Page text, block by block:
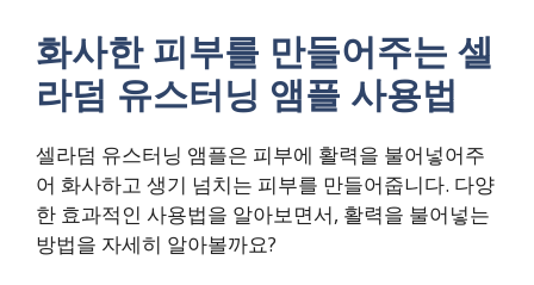
화사한 피부를 만들어주는 셀
라덤 유스터닝 앰플 사용법
셀라덤 유스터닝 앰플은 피부에 활력을 불어넣어주
어 화사하고 생기 넘치는 피부를 만들어줍니다. 다양
한 효과적인 사용법을 알아보면서, 활력을 불어넣는
방법을 자세히 알아볼까요?